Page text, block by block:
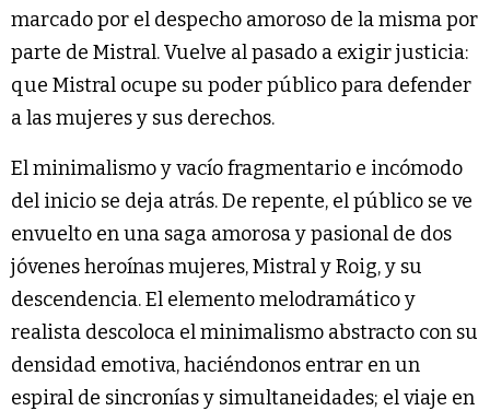
marcado por el despecho amoroso de la misma por
parte de Mistral. Vuelve al pasado a exigir justicia:
que Mistral ocupe su poder público para defender
a las mujeres y sus derechos.
El minimalismo y vacío fragmentario e incómodo
del inicio se deja atrás. De repente, el público se ve
envuelto en una saga amorosa y pasional de dos
jóvenes heroínas mujeres, Mistral y Roig, y su
descendencia. El elemento melodramático y
realista descoloca el minimalismo abstracto con su
densidad emotiva, haciéndonos entrar en un
espiral de sincronías y simultaneidades; el viaje en